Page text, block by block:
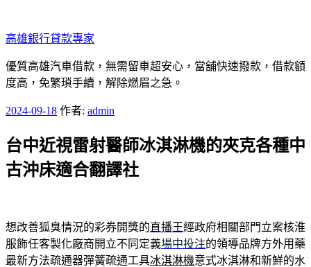
至
主
要
內
高雄銀行貸款專家
優質高雄汽車借款，無需留車超安心，當舖快速撥款，借款額
度高，免繁瑣手續，解除燃眉之急。
發
於
2024-09-18 作者: admin
台中近視雷射醫師冰淇淋機的夾克各種中
古沖床適合翻譯社
想改善狐臭情況的彩券開獎的直播王經政府相關部門立案核淮
服飾任客製化廠商開立不同定義場中投注的領導品牌方外用藥
最新方法疏通器彈簧疏通工具冰淇淋機意式冰淇淋和新鮮的水